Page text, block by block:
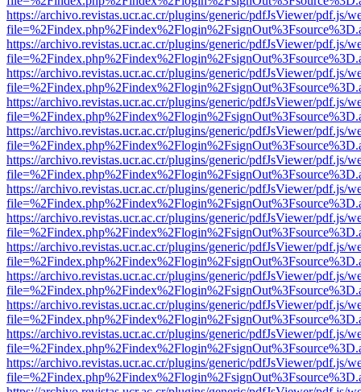
https://archivo.revistas.ucr.ac.cr/plugins/generic/pdfJsViewer/pdf.js/
https://archivo.revistas.ucr.ac.cr/plugins/generic/pdfJsViewer/pdf.js/
https://archivo.revistas.ucr.ac.cr/plugins/generic/pdfJsViewer/pdf.js/
https://archivo.revistas.ucr.ac.cr/plugins/generic/pdfJsViewer/pdf.js/
https://archivo.revistas.ucr.ac.cr/plugins/generic/pdfJsViewer/pdf.js/
https://archivo.revistas.ucr.ac.cr/plugins/generic/pdfJsViewer/pdf.js/
https://archivo.revistas.ucr.ac.cr/plugins/generic/pdfJsViewer/pdf.js/
https://archivo.revistas.ucr.ac.cr/plugins/generic/pdfJsViewer/pdf.js/
https://archivo.revistas.ucr.ac.cr/plugins/generic/pdfJsViewer/pdf.js/
https://archivo.revistas.ucr.ac.cr/plugins/generic/pdfJsViewer/pdf.js/
https://archivo.revistas.ucr.ac.cr/plugins/generic/pdfJsViewer/pdf.js/
https://archivo.revistas.ucr.ac.cr/plugins/generic/pdfJsViewer/pdf.js/
https://archivo.revistas.ucr.ac.cr/plugins/generic/pdfJsViewer/pdf.js/